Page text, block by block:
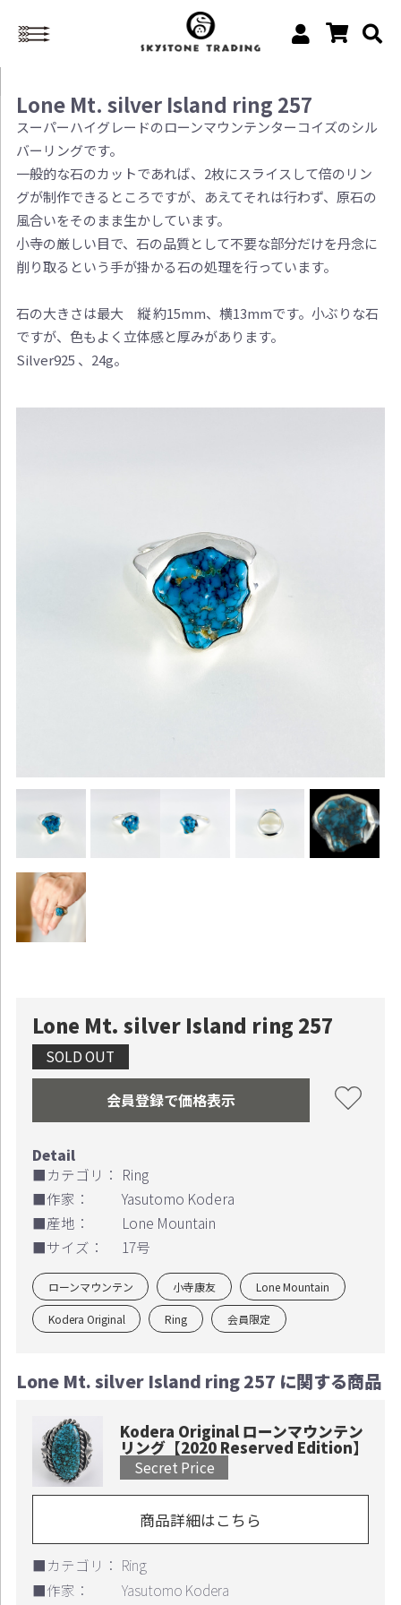
Lone Mt. silver Island ring 257
スーパーハイグレードのローンマウンテンターコイズのシル
バーリングです。
一般的な石のカットであれば、2枚にスライスして倍のリン
グが制作できるところですが、あえてそれは行わず、原石の
風合いをそのまま生かしています。
小寺の厳しい目で、石の品質として不要な部分だけを丹念に
削り取るという手が掛かる石の処理を行っています。
石の大きさは最大 縦 約15mm、横13mmです。小ぶりな石
ですが、色もよく立体感と厚みがあります。
Silver925 、24g。
Lone Mt. silver Island ring 257
SOLD OUT
会員登録で価格表示
■カテゴリ： Ring
■作家：
Yasutomo Kodera
■産地：
Lone Mountain
■サイズ：
17号
ローンマウンテン 小寺康友 Lone Mountain
Kodera Original Ring 会員限定
Lone Mt. silver Island ring 257 に関する商品
Kodera Original ローンマウンテン
リング【2020 Reserved Edition】
Secret Price
商品詳細はこちら
■カテゴリ： Ring
■作家：
Yasutomo Kodera